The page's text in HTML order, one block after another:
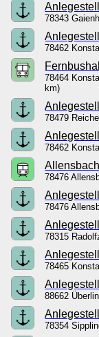
78343
78462
78464
km)
78479
78462
Allensbach
78476
78476
78315
78465
88662
78354